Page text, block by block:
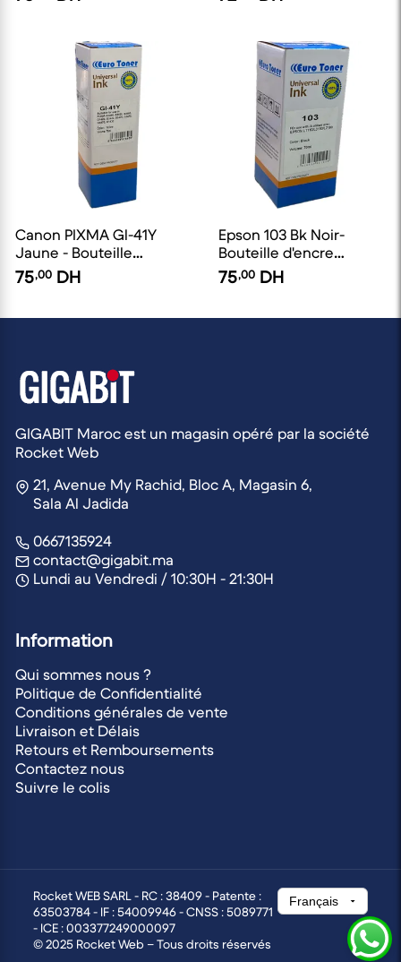
EuroToner
EuroToner
Canon PIXMA Gl-41Y
Jaune - Bouteille
d'encre compatible
EuroToner
75,00 DH
Epson 103 Bk Noir-
Bouteille d'encre
compatible EuroToner
75,00 DH
GIGABIT Maroc est un magasin opéré par la société
Rocket Web
21, Avenue My Rachid, Bloc A, Magasin 6,
Sala Al Jadida
0667135924
contact@gigabit.ma
Lundi au Vendredi / 10:30H - 21:30H
Information
Qui sommes nous ?
Politique de Confidentialité
Conditions générales de vente
Livraison et Délais
Retours et Remboursements
Contactez nous
Suivre le colis
Rocket WEB SARL - RC : 38409 - Patente :
63503784 - IF : 54009946 - CNSS : 5089771
- ICE : 003377249000097
© 2025 Rocket Web – Tous droits réservés